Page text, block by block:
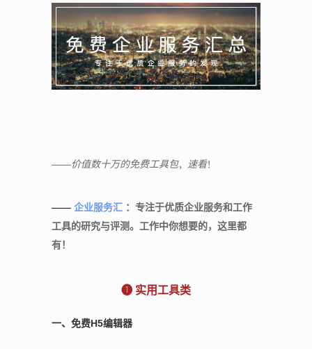
——价值数十万的免费工具包， 速看！
—— 企业服务汇 ：专注于优质企业服务和工作
工具的研究与评测。工作中你想要的，这里都
有！
❶ 实用工具类
一、免费H5编辑器